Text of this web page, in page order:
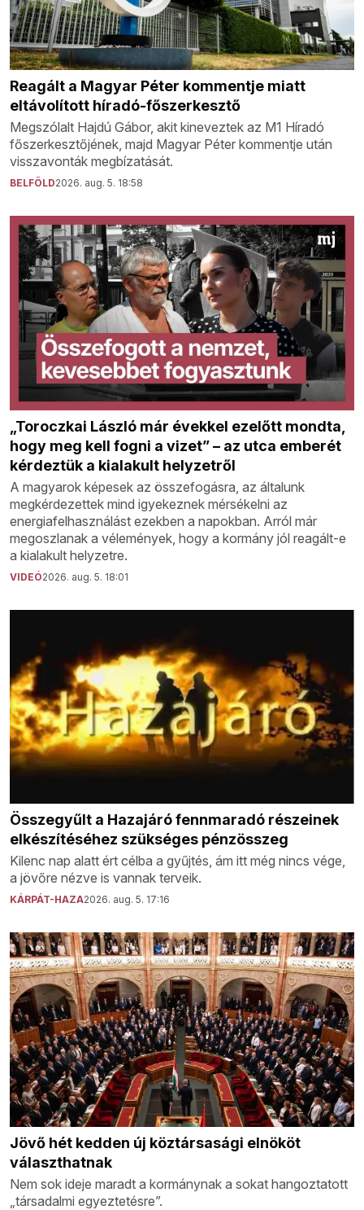
Reagált a Magyar Péter kommentje miatt
eltávolított híradó-főszerkesztő
Megszólalt Hajdú Gábor, akit kineveztek az M1 Híradó
főszerkesztőjének, majd Magyar Péter kommentje után
visszavonták megbízatását.
BELFÖLD2026. aug. 5. 18:58
„Toroczkai László már évekkel ezelőtt mondta,
hogy meg kell fogni a vizet” – az utca emberét
kérdeztük a kialakult helyzetről
A magyarok képesek az összefogásra, az általunk
megkérdezettek mind igyekeznek mérsékelni az
energiafelhasználást ezekben a napokban. Arról már
megoszlanak a vélemények, hogy a kormány jól reagált-e
a kialakult helyzetre.
VIDEÓ2026. aug. 5. 18:01
Összegyűlt a Hazajáró fennmaradó részeinek
elkészítéséhez szükséges pénzösszeg
Kilenc nap alatt ért célba a gyűjtés, ám itt még nincs vége,
a jövőre nézve is vannak terveik.
KÁRPÁT-HAZA2026. aug. 5. 17:16
Jövő hét kedden új köztársasági elnököt
választhatnak
Nem sok ideje maradt a kormánynak a sokat hangoztatott
„társadalmi egyeztetésre”.